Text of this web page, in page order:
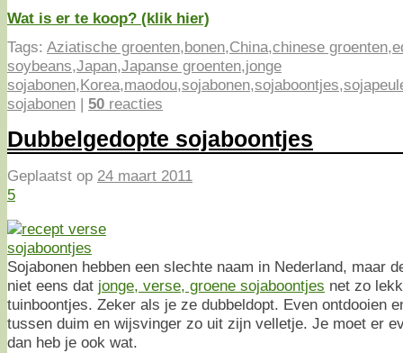
Wat is er te koop? (klik hier)
Tags: Aziatische groenten,bonen,China,chinese groenten,
soybeans,Japan,Japanse groenten,jonge
sojabonen,Korea,maodou,sojabonen,sojaboontjes,
sojabonen | 50 reacties
Dubbelgedopte sojaboontjes
Geplaatst op 24 maart 2011
5
Sojabonen hebben een slechte naam in Nederland, maar
niet eens dat jonge, verse, groene sojaboontjes net zo
tuinboontjes. Zeker als je ze dubbeldopt. Even ontdooien
tussen duim en wijsvinger zo uit zijn velletje. Je moet er
dan heb je ook wat.